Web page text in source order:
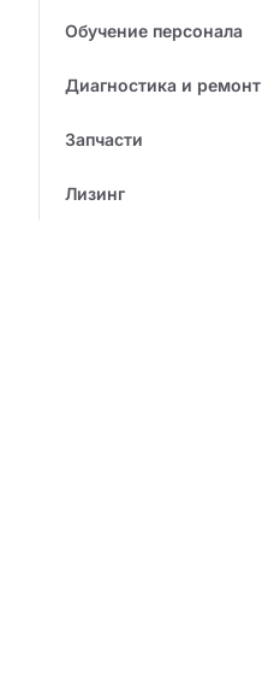
Обучение персонала
Диагностика и ремонт
Запчасти
Лизинг